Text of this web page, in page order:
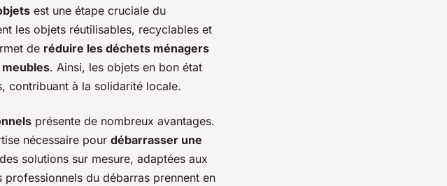
est une étape cruciale du
les objets réutilisables, recyclables et
de réduire les déchets ménagers
. Ainsi, les objets en bon état
contribuant à la solidarité locale.
présente de nombreux avantages.
nécessaire pour débarrasser une
solutions sur mesure, adaptées aux
du débarras prennent en